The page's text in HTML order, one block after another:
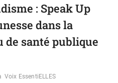
: Speak Up
dans la
de santé publique
Voix EssentiELLES